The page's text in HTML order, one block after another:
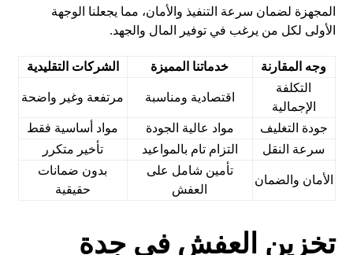
المجهزة لضمان سرعة التنفيذ والأمان، مما يجعلنا الوجهة
الأولى لكل من يرغب في توفير المال والجهد.
وجه المقارنة خدماتنا المميزة
الشركات التقليدية
التكلفة
الإجمالية
اقتصادية ومناسبة مرتفعة وغير واضحة
جودة التغليف مواد عالية الجودة
مواد أساسية فقط
سرعة النقل
التزام تام بالمواعيد تأخير متكرر
الأمان والضمان
تأمين شامل على
العفش
بدون ضمانات
حقيقية
تخزين العفش في جدة